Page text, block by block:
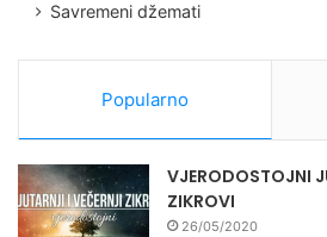
Savremeni džemati
Popularno
VJERODOSTOJNI
ZIKROVI
26/05/2020